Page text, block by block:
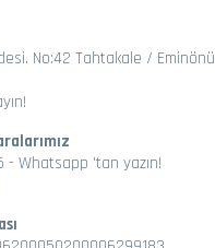
No:42 Tahtakale / Eminönü
- Whatsapp 'tan yazın!